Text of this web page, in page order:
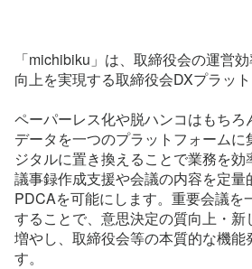
「michibiku」は、取締役会の運営
向上を実現する取締役会DXプラット
ペーパーレス化や脱ハンコはもちろ
データを一つのプラットフォーム
ジタルに置き換えることで業務を効
議事録作成支援や会議の内容を定
PDCAを可能にします。重要会議を
することで、意思決定の質向上・新
増やし、取締役会等の本質的な機能
す。